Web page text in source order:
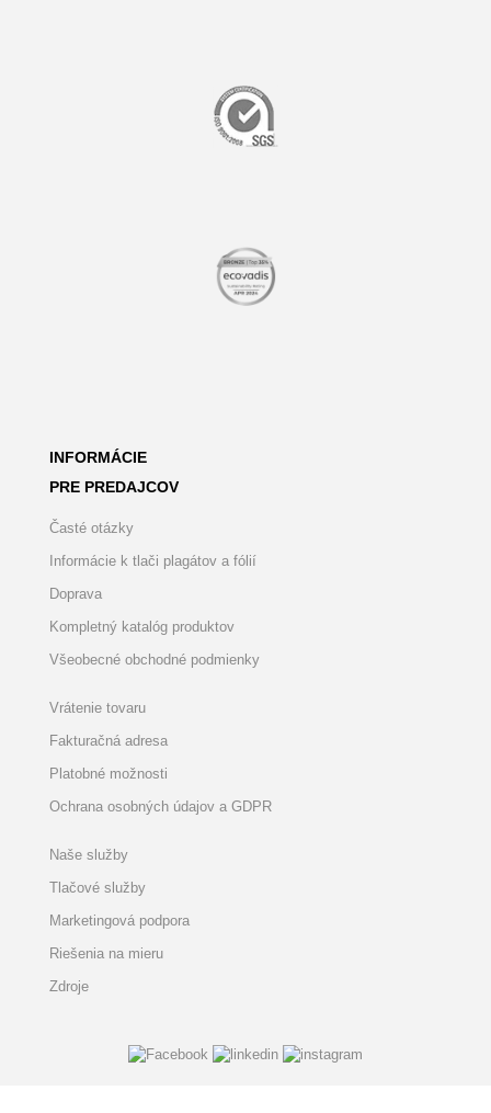
INFORMÁCIE
PRE PREDAJCOV
Časté otázky
Informácie k tlači plagátov a fólií
Doprava
Kompletný katalóg produktov
Všeobecné obchodné podmienky
Vrátenie tovaru
Fakturačná adresa
Platobné možnosti
Ochrana osobných údajov a GDPR
Naše služby
Tlačové služby
Marketingová podpora
Riešenia na mieru
Zdroje